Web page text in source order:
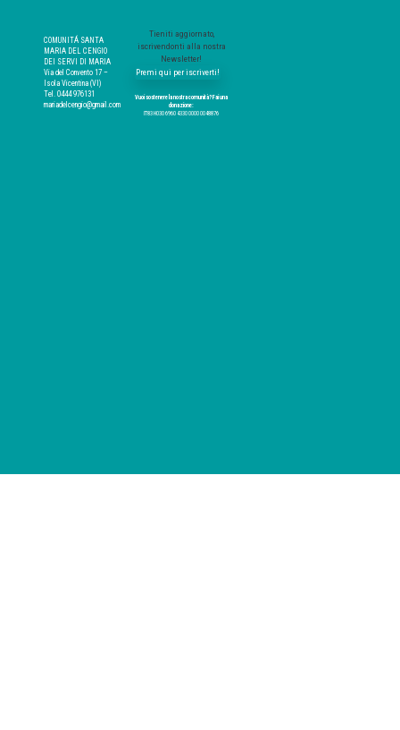
COMUNITÁ SANTA
MARIA DEL CENGIO
DEI SERVI DI MARIA
Via del Convento 17 –
Isola Vicentina (VI)
Tel. 0444 976131
mariadelcengio@gmail.com
Tieniti aggiornato,
iscrivendonti alla nostra
Newsletter!
Premi qui per iscriverti!
Vuoi sostenere la nostra comunità? Fai una
donazione:
IT83 H030 6960 4330 0000 0048876